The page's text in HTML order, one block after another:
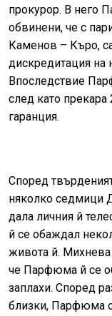
прокурор. В него
обвинени, че с
Каменов – Къро,
дискредитация на
Впоследствие
след като прекара
гаранция.
Според
няколко седмици
дала личния й
й се обаждал
живота й. Михнева
че Парфюма й се
заплахи. Според
близки, Парфюма